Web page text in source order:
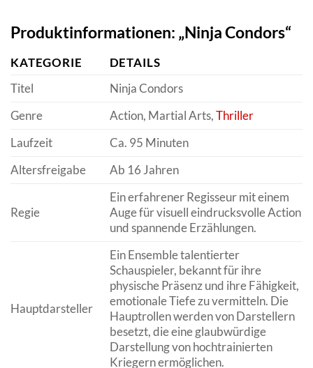
Produktinformationen: „Ninja Condors“
KATEGORIE
DETAILS
Titel
Ninja Condors
Genre
Action, Martial Arts,Thriller
Laufzeit
Ca. 95 Minuten
Altersfreigabe
Ab 16 Jahren
Regie
Ein erfahrener Regisseur mit einem
Auge für visuell eindrucksvolle Action
und spannende Erzählungen.
Hauptdarsteller
Ein Ensemble talentierter
Schauspieler, bekannt für ihre
physische Präsenz und ihre Fähigkeit,
emotionale Tiefe zu vermitteln. Die
Hauptrollen werden von Darstellern
besetzt, die eine glaubwürdige
Darstellung von hochtrainierten
Kriegern ermöglichen.